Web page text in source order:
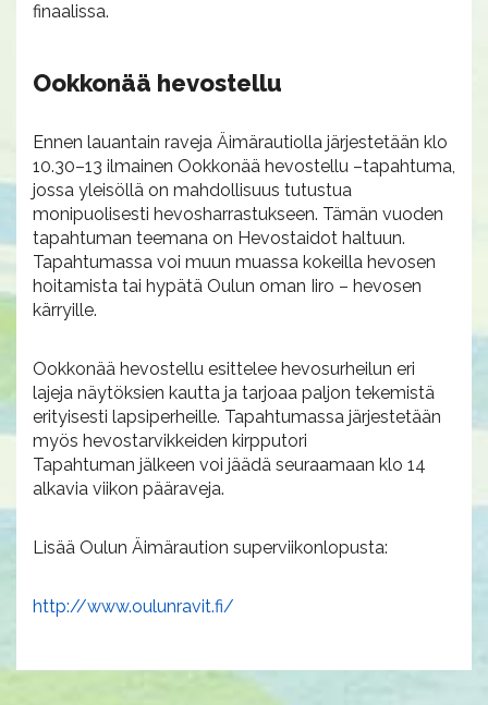
finaalissa.
Ookkonää hevostellu
Ennen lauantain raveja Äimärautiolla järjestetään klo
10.30–13 ilmainen Ookkonää hevostellu –tapahtuma,
jossa yleisöllä on mahdollisuus tutustua
monipuolisesti hevosharrastukseen. Tämän vuoden
tapahtuman teemana on Hevostaidot haltuun.
Tapahtumassa voi muun muassa kokeilla hevosen
hoitamista tai hypätä Oulun oman Iiro – hevosen
kärryille.
Ookkonää hevostellu esittelee hevosurheilun eri
lajeja näytöksien kautta ja tarjoaa paljon tekemistä
erityisesti lapsiperheille. Tapahtumassa järjestetään
myös hevostarvikkeiden kirpputori
Tapahtuman jälkeen voi jäädä seuraamaan klo 14
alkavia viikon pääraveja.
Lisää Oulun Äimäraution superviikonlopusta:
http://www.oulunravit.fi/